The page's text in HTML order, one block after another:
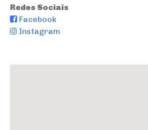
Redes Sociais
Facebook
Instagram